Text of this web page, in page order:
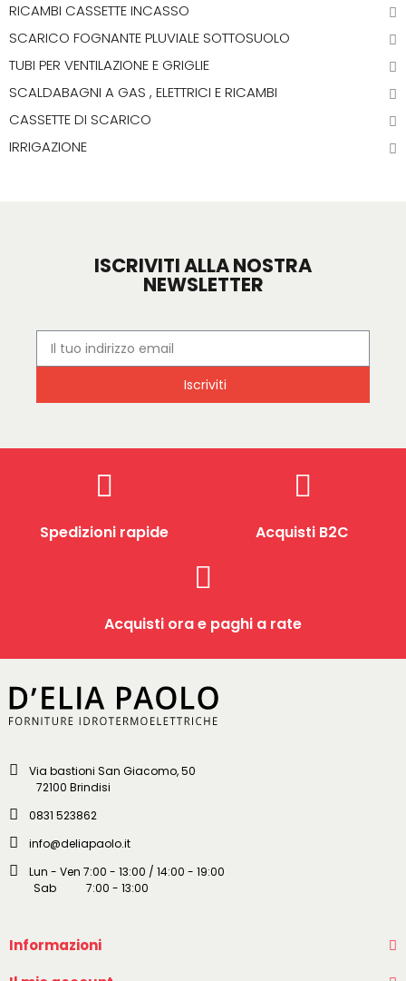
RICAMBI CASSETTE INCASSO
SCARICO FOGNANTE PLUVIALE SOTTOSUOLO
TUBI PER VENTILAZIONE E GRIGLIE
SCALDABAGNI A GAS , ELETTRICI E RICAMBI
CASSETTE DI SCARICO
IRRIGAZIONE
ISCRIVITI ALLA NOSTRA
NEWSLETTER
Iscriviti
Spedizioni rapide Acquisti B2C
Acquisti ora e paghi a rate
Via bastioni San Giacomo, 50
72100 Brindisi
0831 523862
info@deliapaolo.it
Lun - Ven 7:00 - 13:00 / 14:00 - 19:00
Sab 7:00 - 13:00
Informazioni